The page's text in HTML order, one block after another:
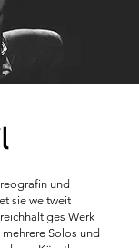
und
sie weltweit
Werk
Solos und